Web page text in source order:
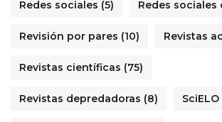
Redes sociales (5) Redes
Revisión por pares (10) Revistas
Revistas científicas (75)
Revistas depredadoras (8) SciELO